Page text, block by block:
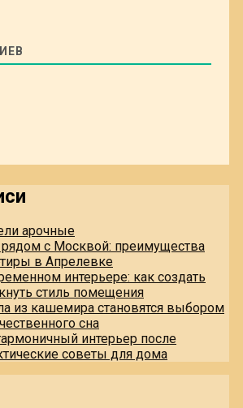
арочные
рядом с Москвой: преимущества
в Апрелевке
интерьере: как создать
стиль помещения
из кашемира становятся выбором
сна
интерьер после
советы для дома